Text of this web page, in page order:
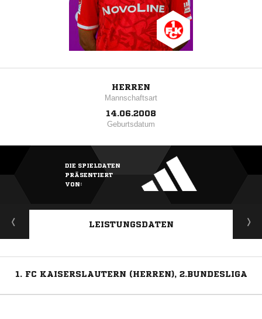
HERREN
Mannschaftsart
14.06.2008
Geburtsdatum
DIE SPIELDATEN
PRÄSENTIERT
VON:
LEISTUNGSDATEN
1. FC KAISERSLAUTERN (HERREN), 2.BUNDESLIGA